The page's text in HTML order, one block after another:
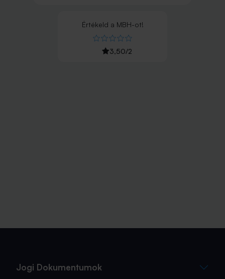
Értékeld a MBH-ot!
3,50/2
Jogi Dokumentumok